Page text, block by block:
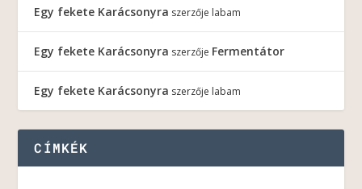
Egy fekete Karácsonyra szerzője labam
Egy fekete Karácsonyra szerzője Fermentátor
Egy fekete Karácsonyra szerzője labam
CÍMKÉK